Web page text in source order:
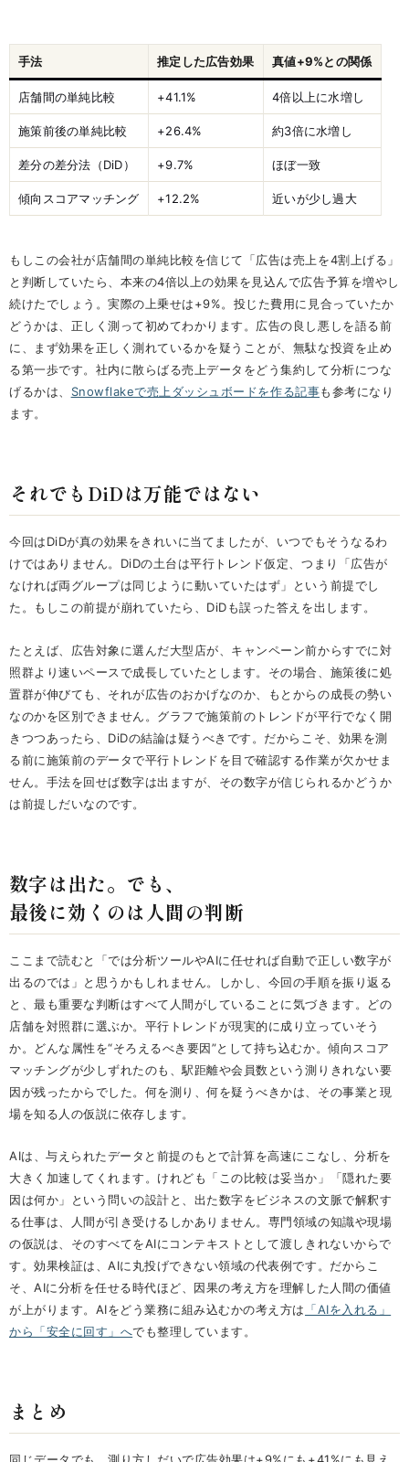
手法 推定した広告効果 真値+9%との関係
店舗間の単純比較 +41.1% 4倍以上に水増し
施策前後の単純比較 +26.4% 約3倍に水増し
差分の差分法（DiD） +9.7% ほぼ一致
傾向スコアマッチング +12.2% 近いが少し過大
もしこの会社が店舗間の単純比較を信じて「広告は売上を4割上げる」
と判断していたら、本来の4倍以上の効果を見込んで広告予算を増やし
続けたでしょう。実際の上乗せは+9%。投じた費用に見合っていたか
どうかは、正しく測って初めてわかります。広告の良し悪しを語る前
に、まず効果を正しく測れているかを疑うことが、無駄な投資を止め
る第一歩です。社内に散らばる売上データをどう集約して分析につな
げるかは、 Snowflakeで売上ダッシュボードを作る記事も参考になり
ます。
それでもDiDは万能ではない
今回はDiDが真の効果をきれいに当てましたが、いつでもそうなるわ
けではありません。DiDの土台は平行トレンド仮定、つまり「広告が
なければ両グループは同じように動いていたはず」という前提でし
た。もしこの前提が崩れていたら、DiDも誤った答えを出します。
たとえば、広告対象に選んだ大型店が、キャンペーン前からすでに対
照群より速いペースで成長していたとします。その場合、施策後に処
置群が伸びても、それが広告のおかげなのか、もとからの成長の勢い
なのかを区別できません。グラフで施策前のトレンドが平行でなく開
きつつあったら、DiDの結論は疑うべきです。だからこそ、効果を測
る前に施策前のデータで平行トレンドを目で確認する作業が欠かせま
せん。手法を回せば数字は出ますが、その数字が信じられるかどうか
は前提しだいなのです。
数字は出た。でも、
最後に効くのは人間の判断
ここまで読むと「では分析ツールやAIに任せれば自動で正しい数字が
出るのでは」と思うかもしれません。しかし、今回の手順を振り返る
と、最も重要な判断はすべて人間がしていることに気づきます。どの
店舗を対照群に選ぶか。平行トレンドが現実的に成り立っていそう
か。どんな属性を“そろえるべき要因”として持ち込むか。傾向スコア
マッチングが少しずれたのも、駅距離や会員数という測りきれない要
因が残ったからでした。何を測り、何を疑うべきかは、その事業と現
場を知る人の仮説に依存します。
AIは、与えられたデータと前提のもとで計算を高速にこなし、分析を
大きく加速してくれます。けれども「この比較は妥当か」「隠れた要
因は何か」という問いの設計と、出た数字をビジネスの文脈で解釈す
る仕事は、人間が引き受けるしかありません。専門領域の知識や現場
の仮説は、そのすべてをAIにコンテキストとして渡しきれないからで
す。効果検証は、AIに丸投げできない領域の代表例です。だからこ
そ、AIに分析を任せる時代ほど、因果の考え方を理解した人間の価値
が上がります。AIをどう業務に組み込むかの考え方は 「AIを入れる」
から「安全に回す」へでも整理しています。
まとめ